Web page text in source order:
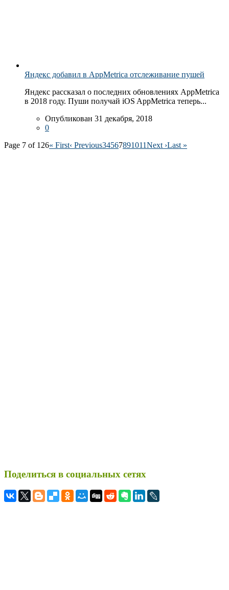
Яндекс добавил в AppMetrica отслеживание пушей
Яндекс рассказал о последних обновлениях AppMetrica
в 2018 году. Пуши получай iOS AppMetrica теперь...
Опубликован 31 декабря, 2018
0
Page 7 of 126« First‹ Previous34567891011Next ›Last »
Поделиться в социальных сетях